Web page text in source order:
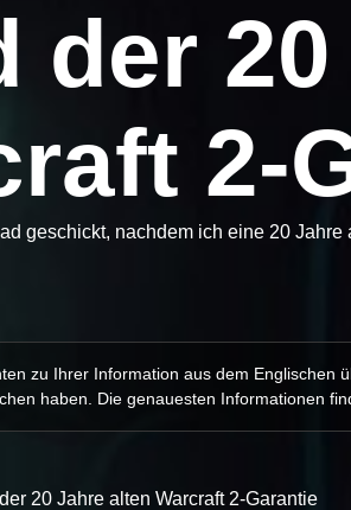
der
2-
geschickt, nachdem ich eine 20
zu Ihrer Information aus dem
haben. Die genauesten Informationen
20 Jahre alten Warcraft 2-Garantie